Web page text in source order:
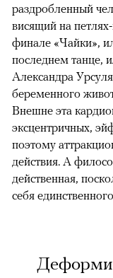
раздробленный
висящий на
финале «Чайки»,
последнем танце,
Александра
беременного
Внешне эта
эксцентричных,
поэтому
действия. А
действенная,
себя